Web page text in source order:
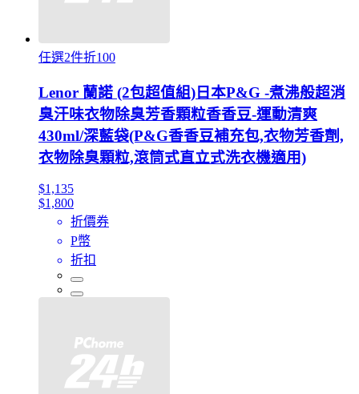
任選2件折100
Lenor 蘭諾 (2包超值組)日本P&G -煮沸般超消
臭汗味衣物除臭芳香顆粒香香豆-運動清爽
430ml/深藍袋(P&G香香豆補充包,衣物芳香劑,
衣物除臭顆粒,滾筒式直立式洗衣機適用)
$1,135
$1,800
折價券
P幣
折扣